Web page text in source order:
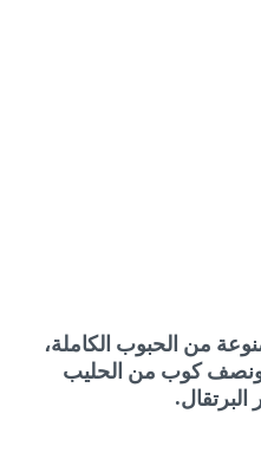
من الحبوب الكاملة،
ونصف كوب من الحليب